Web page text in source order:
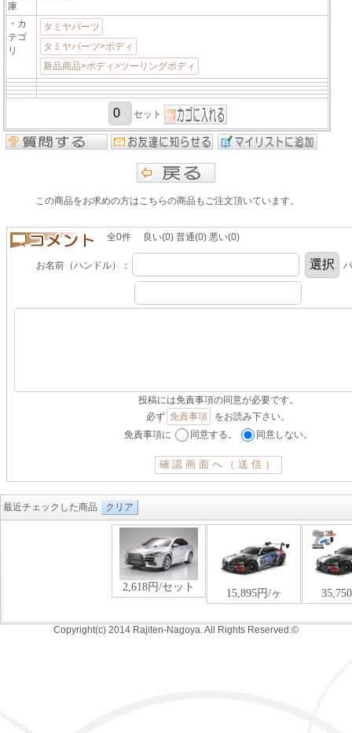
庫
・カ
テゴ
リ
タミヤパーツ
タミヤパーツ>ボディ
新品商品>ボディ>ツーリングボディ
セット
この商品をお求めの方はこちらの商品もご注文頂いています。
全0件 良い(0) 普通(0) 悪い(0)
お名前（ハンドル）：
投稿には免責事項の同意が必要です。
必ず 免責事項
をお読み下さい。
免責事項に
同意する。 同意しない。
最近チェックした商品 クリア
Copyright(c) 2014 Rajiten-Nagoya. All Rights Reserved.©